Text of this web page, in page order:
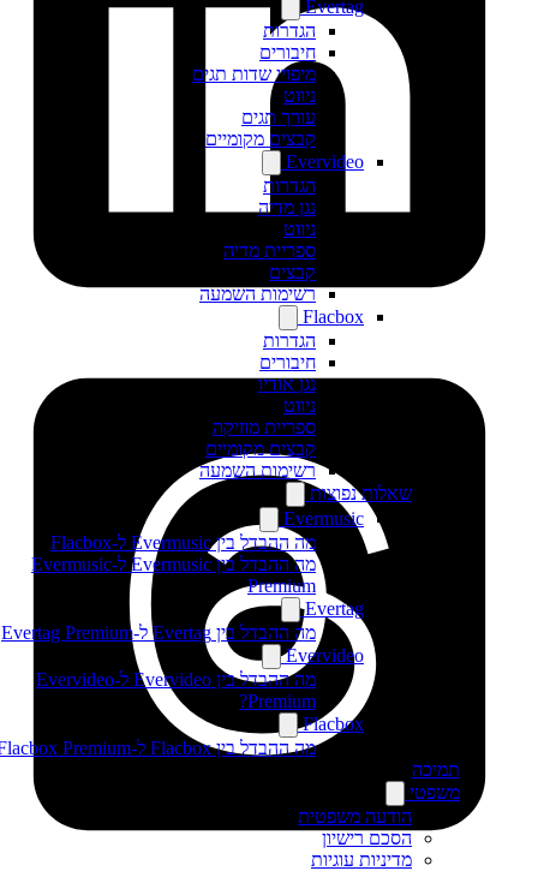
Evertag
הגדרות
חיבורים
מיפויי שדות תגים
ניווט
עורך תגים
קבצים מקומיים
Evervideo
הגדרות
נגן מדיה
ניווט
ספריית מדיה
קבצים
רשימות השמעה
Flacbox
הגדרות
חיבורים
נגן אודיו
ניווט
ספריית מוזיקה
קבצים מקומיים
רשימות השמעה
שאלות נפוצות
Evermusic
מה ההבדל בין Evermusic ל-Flacbox
מה ההבדל בין Evermusic ל-Evermusic
Premium
Evertag
מה ההבדל בין Evertag ל-Evertag Premium
Evervideo
מה ההבדל בין Evervideo ל-Evervideo
Premium?
Flacbox
מה ההבדל בין Flacbox ל-Flacbox Premium?
תמיכה
משפטי
הודעה משפטית
הסכם רישיון
מדיניות עוגיות